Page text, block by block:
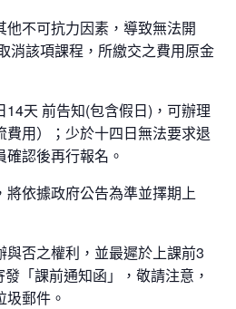
他不可抗力因素，導致無法開
消該項課程，所繳交之費用原金
天 前告知(包含假日)，可辦理
用）；少於十四日無法要求退
認後再行報名。
依據政府公告為準並擇期上
與否之權利，並最遲於上課前3
「課前通知函」，敬請注意，
郵件。